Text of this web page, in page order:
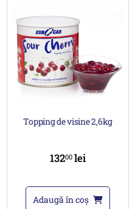
Topping de visine 2,6kg
13200lei
Adaugă în coș